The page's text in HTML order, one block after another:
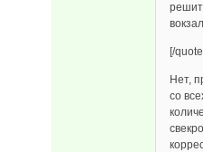
решит
[/
Нет,
со